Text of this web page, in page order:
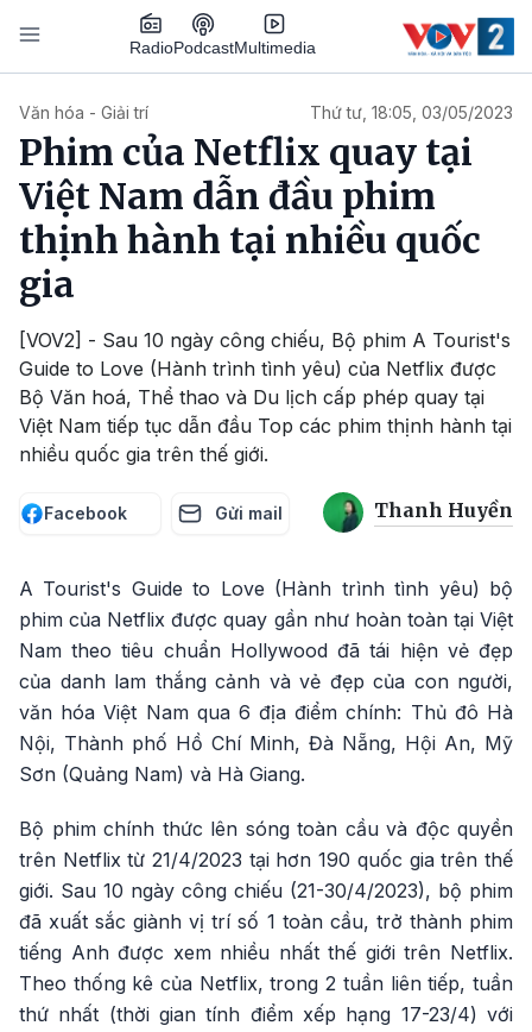
Nhảy đến nội dung
RadioPodcastMultimedia
Văn hóa - Giải trí Thứ tư, 18:05, 03/05/2023
Phim của Netflix quay tại
Việt Nam dẫn đầu phim
thịnh hành tại nhiều quốc
gia
[VOV2] - Sau 10 ngày công chiếu, Bộ phim A Tourist's
Guide to Love (Hành trình tình yêu) của Netflix được
Bộ Văn hoá, Thể thao và Du lịch cấp phép quay tại
Việt Nam tiếp tục dẫn đầu Top các phim thịnh hành tại
nhiều quốc gia trên thế giới.
Facebook Gửi mail Thanh Huyền
A Tourist's Guide to Love (Hành trình tình yêu) bộ
phim của Netflix được quay gần như hoàn toàn tại Việt
Nam theo tiêu chuẩn Hollywood đã tái hiện vẻ đẹp
của danh lam thắng cảnh và vẻ đẹp của con người,
văn hóa Việt Nam qua 6 địa điểm chính: Thủ đô Hà
Nội, Thành phố Hồ Chí Minh, Đà Nẵng, Hội An, Mỹ
Sơn (Quảng Nam) và Hà Giang.
Bộ phim chính thức lên sóng toàn cầu và độc quyền
trên Netflix từ 21/4/2023 tại hơn 190 quốc gia trên thế
giới. Sau 10 ngày công chiếu (21-30/4/2023), bộ phim
đã xuất sắc giành vị trí số 1 toàn cầu, trở thành phim
tiếng Anh được xem nhiều nhất thế giới trên Netflix.
Theo thống kê của Netflix, trong 2 tuần liên tiếp, tuần
thứ nhất (thời gian tính điểm xếp hạng 17-23/4) với